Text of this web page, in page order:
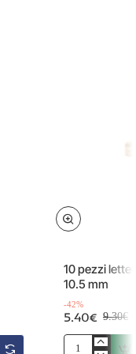
10 pezzi lettera B in acciaio placcata oro
10.5 mm
-42%
5.40€ 9.30€